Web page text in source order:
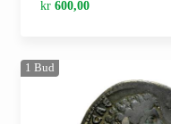
kr 600,00
1 Bud